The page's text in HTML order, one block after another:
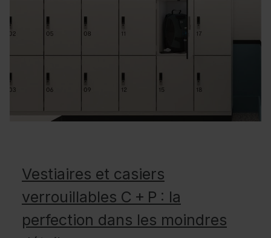
Vestiaires et casiers
verrouillables C + P : la
perfection dans les moindres